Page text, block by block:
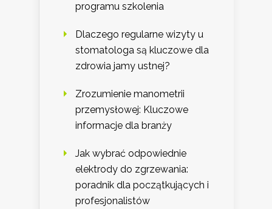
programu szkolenia
Dlaczego regularne wizyty u
stomatologa są kluczowe dla
zdrowia jamy ustnej?
Zrozumienie manometrii
przemysłowej: Kluczowe
informacje dla branży
Jak wybrać odpowiednie
elektrody do zgrzewania:
poradnik dla początkujących i
profesjonalistów